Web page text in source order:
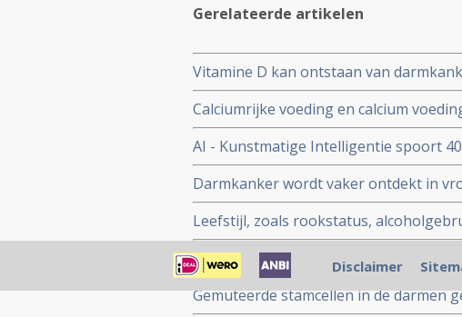
Gerelateerde artikelen
Vitamine D kan ontstaan van
lage vitamine D waarden tijdig worden
Calciumrijke voeding en calcium
procent te kunnen voorkomen, bewijst
up van ruim 18 jaar
AI - Kunstmatige Intelligentie spoort
gespecialiseerde artsen. Blijkt uit
universiteit
Darmkanker wordt vaker ontdekt in
overall is er een betere overleving.
darmkanker
Leefstijl, zoals rookstatus,
hebben grote invloed op wel of geen
Vegetarisch dieet en dan vooral een
risico op darmkanker en
Gemuteerde stamcellen in de darmen
Disclaimer